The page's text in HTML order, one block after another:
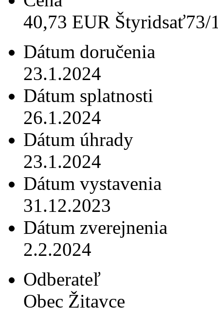
40,73 EUR Štyridsať73/
Dátum doručenia
23.1.2024
Dátum splatnosti
26.1.2024
Dátum úhrady
23.1.2024
Dátum vystavenia
31.12.2023
Dátum zverejnenia
2.2.2024
Odberateľ
Obec Žitavce